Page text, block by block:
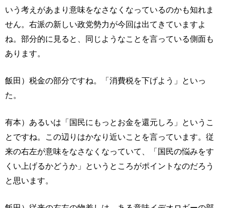
いう考えがあまり意味をなさなくなっているのかも知れま
せん。右派の新しい政党勢力が今回は出てきていますよ
ね。部分的に見ると、同じようなことを言っている側面も
あります。
飯田）税金の部分ですね。「消費税を下げよう」といっ
た。
有本）あるいは「国民にもっとお金を還元しろ」というこ
とですね。この辺りはかなり近いことを言っています。従
来の右左が意味をなさなくなっていて、「国民の悩みをす
くい上げるかどうか」というところがポイントなのだろう
と思います。